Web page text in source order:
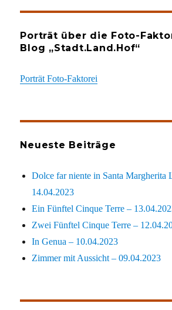
Porträt über die Foto-
Blog „Stadt.Land.Hof“
Porträt Foto-Faktorei
Neueste Beiträge
Dolce far niente in Santa Margherita
14.04.2023
Ein Fünftel Cinque Terre –
Zwei Fünftel Cinque Terre –
In Genua – 10.04.2023
Zimmer mit Aussicht – 09.04.2023